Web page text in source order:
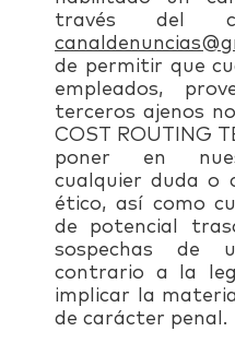
través del
de permitir que
empleados,
terceros ajenos
COST ROUTING
poner en
cualquier duda o
ético, así como
de potencial
sospechas de
contrario a la
implicar la
de carácter penal.